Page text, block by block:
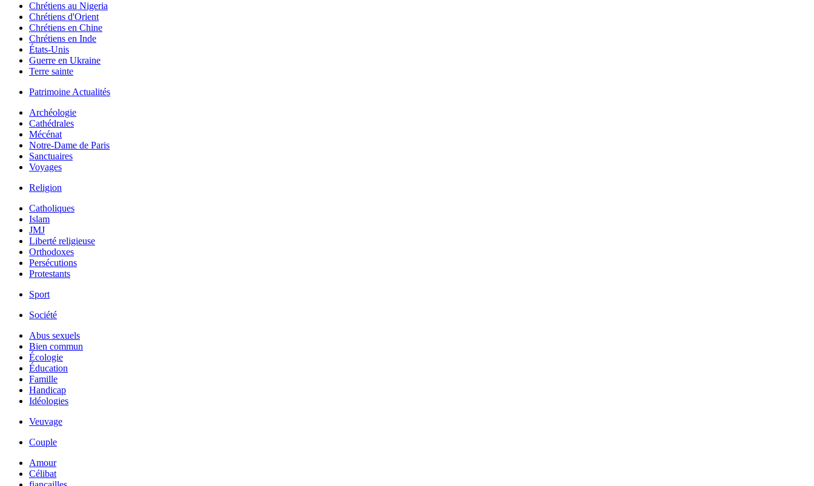
Chrétiens au Nigeria
Chrétiens d'Orient
Chrétiens en Chine
Chrétiens en Inde
États-Unis
Guerre en Ukraine
Terre sainte
Patrimoine Actualités
Archéologie
Cathédrales
Mécénat
Notre-Dame de Paris
Sanctuaires
Voyages
Religion
Catholiques
Islam
JMJ
Liberté religieuse
Orthodoxes
Persécutions
Protestants
Sport
Société
Abus sexuels
Bien commun
Écologie
Éducation
Famille
Handicap
Idéologies
Veuvage
Couple
Amour
Célibat